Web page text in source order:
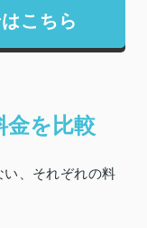
こちら
金を比較
、それぞれの料